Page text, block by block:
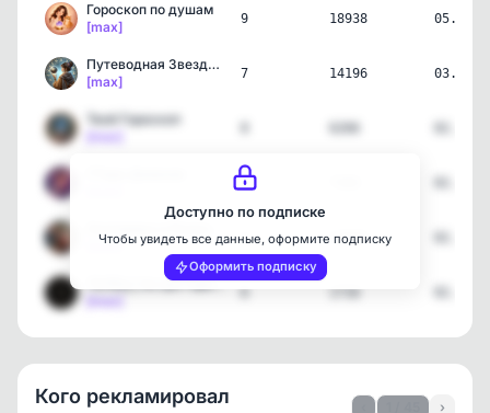
Гороскоп по душам
[max]
9 18938
Путеводная Звезда | Эзот…
[max]
7 14196
Твой Гороскоп
7
[max]
7 12683
ТЕЛЕЦ | Астро Гороскоп
6 1716
Доступно по подписке
Чтобы увидеть все данные, оформите подписку
Оформить подписку
Кого рекламировал ›